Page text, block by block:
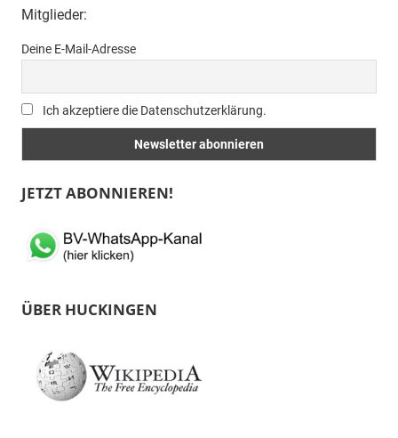
Mitglieder:
Deine E-Mail-Adresse
Ich akzeptiere die Datenschutzerklärung.
JETZT ABONNIEREN!
ÜBER HUCKINGEN